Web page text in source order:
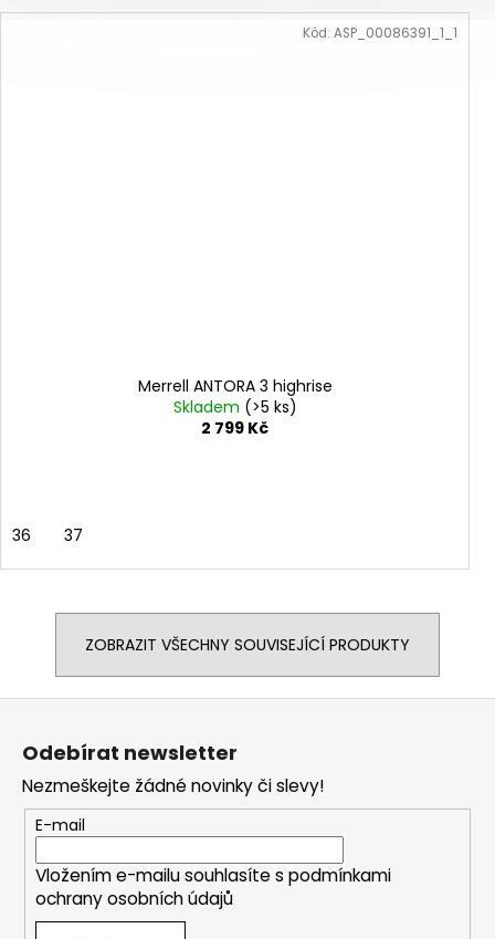
Merrell ANTORA 3 highrise
Skladem (>5 ks)
2 799 Kč
36 37
Kód: ASP_00086391_1_1
ZOBRAZIT VŠECHNY SOUVISEJÍCÍ PRODUKTY
Odebírat newsletter
Nezmeškejte žádné novinky či slevy!
E-mail
Vložením e-mailu souhlasíte s podmínkami
ochrany osobních údajů